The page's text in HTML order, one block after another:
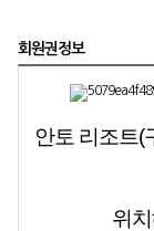
회원권정보
안토 리조트(
위